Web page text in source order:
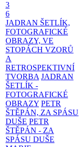
3
6
JADRAN ŠETLÍK,
FOTOGRAFICKÉ
OBRAZY, VE
STOPÁCH VZORŮ
A
RETROSPEKTIVNÍ
TVORBA JADRAN
ŠETLÍK -
FOTOGRAFICKÉ
OBRAZY PETR
ŠTĚPÁN, ZA SPÁSU
DUŠE PETR
ŠTĚPÁN - ZA
SPÁSU DUŠE